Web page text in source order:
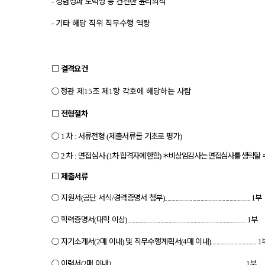
- 기타 해당 직위 직무수행 역량
□ 결격요건
○정관 제15조 제1항 각호에 해당하는 사람
□ 전형절차
○ 1 차 : 서류전형(제출서류를 기초로 평가)
○ 2 차 : 면접심사(1차 합격자에 한함) ＊비상임감사는 면접심사를 생략할
□ 제출서류
○지원서(공단 서식/경력증명서 첨부).............................................................. 1부
○학력증명서(대학 이상)...................................................................................... 1부
○자기소개서(2매 이내) 및 직무수행계획서(4매 이내)................................. 1